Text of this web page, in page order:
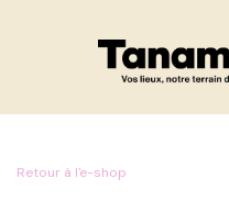
Retour à l'e-shop